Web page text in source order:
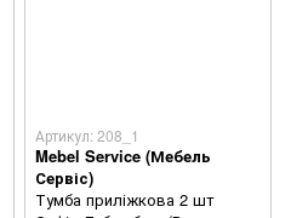
Артикул: 208_1
Mebel Service (Мебель
Сервіс)
Тумба приліжкова 2 шт